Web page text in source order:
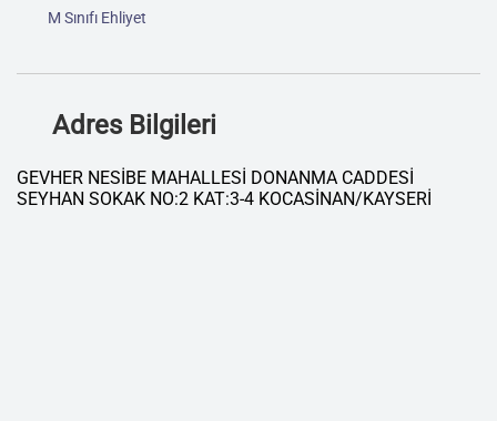
M Sınıfı Ehliyet
Adres Bilgileri
GEVHER NESİBE MAHALLESİ DONANMA CADDESİ
SEYHAN SOKAK NO:2 KAT:3-4 KOCASİNAN/KAYSERİ